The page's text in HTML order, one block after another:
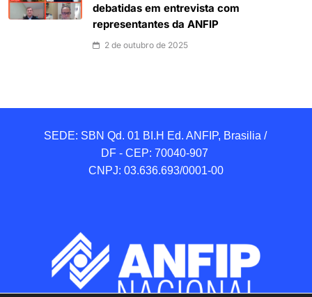
debatidas em entrevista com
representantes da ANFIP
2 de outubro de 2025
SEDE: SBN Qd. 01 BI.H Ed. ANFIP, Brasilia /
DF - CEP: 70040-907
CNPJ: 03.636.693/0001-00